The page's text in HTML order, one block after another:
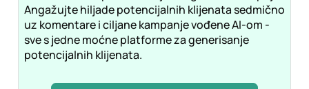
Angažujte hiljade potencijalnih klijenata sedmično
uz komentare i ciljane kampanje vođene AI-om -
sve s jedne moćne platforme za generisanje
potencijalnih klijenata.